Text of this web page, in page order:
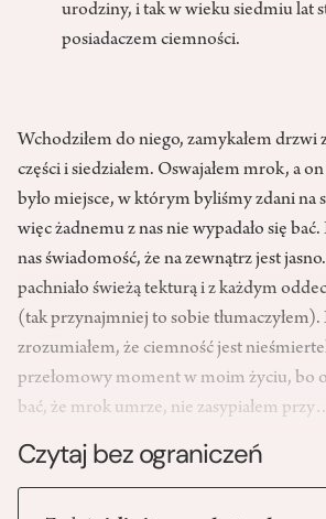
urodziny, i tak w wieku siedmiu lat
posiadaczem ciemności.
Wchodziłem do niego, zamykałem drzwi
części i siedziałem. Oswajałem mrok, a
było miejsce, w którym byliśmy zdani na
więc żadnemu z nas nie wypadało się bać.
nas świadomość, że na zewnątrz jest
pachniało świeżą tekturą i z każdym
(tak przynajmniej to sobie
zrozumiałem, że ciemność jest
przełomowy moment w moim życiu, bo
bać, że mrok umrze, nie zasypiałem
Czytaj bez ograniczeń